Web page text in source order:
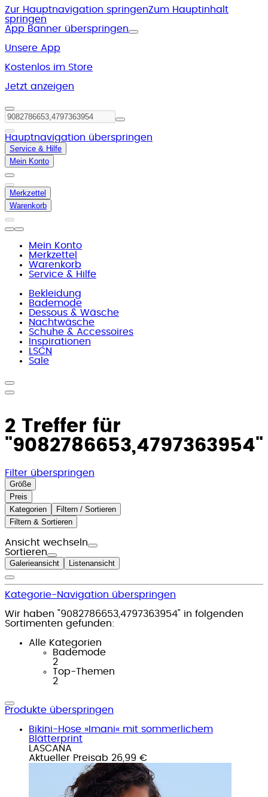
Zur Hauptnavigation springenZum Hauptinhalt
springen
App Banner überspringen
Unsere App
Kostenlos im Store
Jetzt anzeigen
Hauptnavigation überspringen
Service & Hilfe
Mein Konto
Merkzettel
Warenkorb
Mein Konto
Merkzettel
Warenkorb
Service & Hilfe
Bekleidung
Bademode
Dessous & Wäsche
Nachtwäsche
Schuhe & Accessoires
Inspirationen
LSCN
Sale
2 Treffer für
"9082786653,4797363954"
Filter überspringen
Größe
Preis
Kategorien
Filtern / Sortieren
Filtern & Sortieren
Ansicht wechseln
Sortieren
Galerieansicht Listenansicht
Kategorie-Navigation überspringen
Wir haben "9082786653,4797363954" in folgenden
Sortimenten gefunden:
Alle Kategorien
Bademode
2
Top-Themen
2
Produkte überspringen
Bikini-Hose »Imani« mit sommerlichem
Blätterprint
LASCANA
Aktueller Preisab 26,99 €